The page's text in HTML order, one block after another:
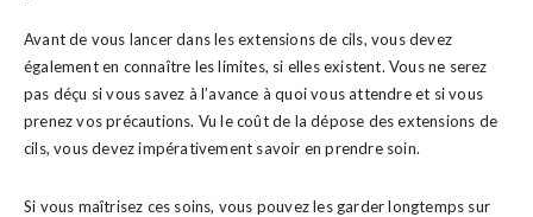
Avant de vous lancer dans les extensions de cils, vous devez
également en connaître les limites, si elles existent. Vous ne serez
pas déçu si vous savez à l’avance à quoi vous attendre et si vous
prenez vos précautions. Vu le coût de la dépose des extensions de
cils, vous devez impérativement savoir en prendre soin.
Si vous maîtrisez ces soins, vous pouvez les garder longtemps sur